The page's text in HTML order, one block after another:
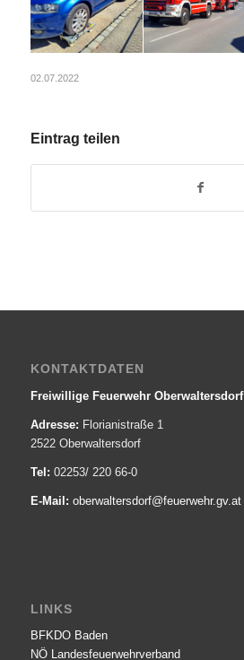
02.07.2022
Eintrag teilen
KONTAKTDATEN
Freiwillige Feuerwehr Oberwaltersdorf
Adresse: Florianistraße 1
2522 Oberwaltersdorf
Tel: 02253/ 220 66-0
E-Mail: oberwaltersdorf@­feuerwehr.gv.at
LINKS
BFKDO Baden
NÖ Landesfeuerwehr­verband